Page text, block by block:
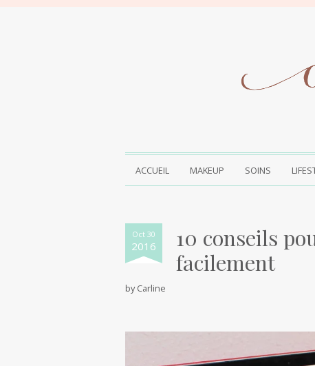
ACCUEIL MAKEUP SOINS
Oct 30
2016
10 conseils
facilement
byCarline